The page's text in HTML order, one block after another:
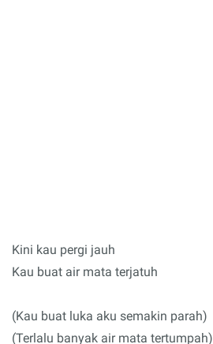
Kini kau pergi jauh
Kau buat air mata terjatuh
(Kau buat luka aku semakin parah)
(Terlalu banyak air mata tertumpah)